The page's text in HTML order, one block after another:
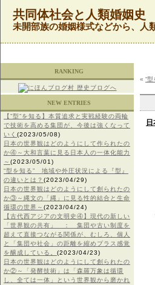
共同体社会と人類婚姻史
未開部族の婚姻様式などから、人
RANKING
NEW ENTRIES
【”型”を知る】本質追求と実戦経験の両輪
で技術を高める集団が、今後は強くなって
いく (2023/05/08)
日本の世界観はどのようにして作られたの
か④～大和言葉に見る日本人の一体化能力
～ (2023/05/01)
“型を知る” 地域や外圧状況による『型』
の違いとは？ (2023/04/29)
日本の世界観はどのようにして創られたの
か③～縄文の「縄」に見る性的結合と生命
循環の世界～ (2023/04/24)
【古代西アジアの文明史④】現代の新しい
「世界観の共有」 ： 集団や古い制度を
超えて直接つながる関係が、むしろ、個人
と「集団や社会」の距離を縮めプラス感覚
を醸成している。 (2023/04/23)
日本の世界観はどのようにして創られたの
か②～「発酵技術」は「森羅万象は循環
し、全ては一体」という世界観から磨かれ
« “